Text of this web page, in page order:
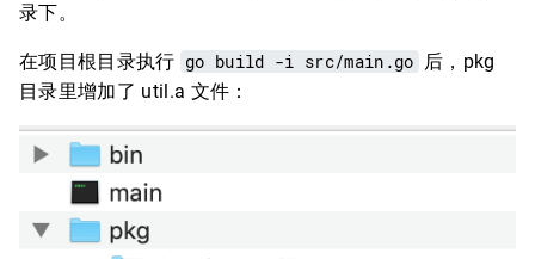
录下。
在项目根目录执行 go build -i src/main.go 后，pkg
目录里增加了 util.a 文件：